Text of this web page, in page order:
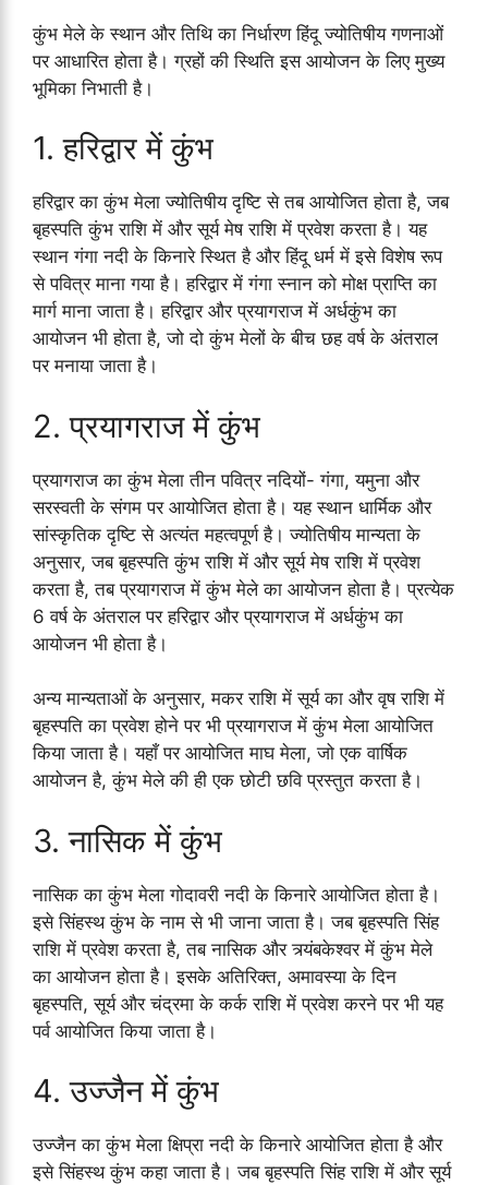
कुंभ मेले के स्थान और तिथि का निर्धारण हिंदू ज्योतिषीय गणनाओं
पर आधारित होता है। ग्रहों की स्थिति इस आयोजन के लिए मुख्य
भूमिका निभाती है।
1. हरिद्वार में कुंभ
हरिद्वार का कुंभ मेला ज्योतिषीय दृष्टि से तब आयोजित होता है, जब
बृहस्पति कुंभ राशि में और सूर्य मेष राशि में प्रवेश करता है। यह
स्थान गंगा नदी के किनारे स्थित है और हिंदू धर्म में इसे विशेष रूप
से पवित्र माना गया है। हरिद्वार में गंगा स्नान को मोक्ष प्राप्ति का
मार्ग माना जाता है। हरिद्वार और प्रयागराज में अर्धकुंभ का
आयोजन भी होता है, जो दो कुंभ मेलों के बीच छह वर्ष के अंतराल
पर मनाया जाता है।
2. प्रयागराज में कुंभ
प्रयागराज का कुंभ मेला तीन पवित्र नदियों- गंगा, यमुना और
सरस्वती के संगम पर आयोजित होता है। यह स्थान धार्मिक और
सांस्कृतिक दृष्टि से अत्यंत महत्वपूर्ण है। ज्योतिषीय मान्यता के
अनुसार, जब बृहस्पति कुंभ राशि में और सूर्य मेष राशि में प्रवेश
करता है, तब प्रयागराज में कुंभ मेले का आयोजन होता है। प्रत्येक
6 वर्ष के अंतराल पर हरिद्वार और प्रयागराज में अर्धकुंभ का
आयोजन भी होता है।
अन्य मान्यताओं के अनुसार, मकर राशि में सूर्य का और वृष राशि में
बृहस्पति का प्रवेश होने पर भी प्रयागराज में कुंभ मेला आयोजित
किया जाता है। यहाँ पर आयोजित माघ मेला, जो एक वार्षिक
आयोजन है, कुंभ मेले की ही एक छोटी छवि प्रस्तुत करता है।
3. नासिक में कुंभ
नासिक का कुंभ मेला गोदावरी नदी के किनारे आयोजित होता है।
इसे सिंहस्थ कुंभ के नाम से भी जाना जाता है। जब बृहस्पति सिंह
राशि में प्रवेश करता है, तब नासिक और त्र्यंबकेश्वर में कुंभ मेले
का आयोजन होता है। इसके अतिरिक्त, अमावस्या के दिन
बृहस्पति, सूर्य और चंद्रमा के कर्क राशि में प्रवेश करने पर भी यह
पर्व आयोजित किया जाता है।
4. उज्जैन में कुंभ
उज्जैन का कुंभ मेला क्षिप्रा नदी के किनारे आयोजित होता है और
इसे सिंहस्थ कुंभ कहा जाता है। जब बृहस्पति सिंह राशि में और सूर्य